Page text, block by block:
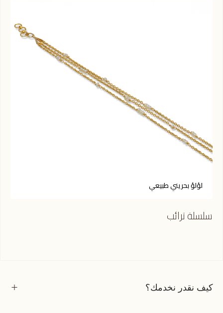
لؤلؤ بحريني طبيعي
سلسلة ترائب
كيف نقدر نخدمك؟